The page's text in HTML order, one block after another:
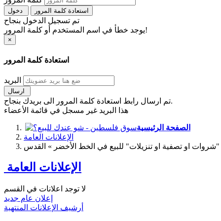
استعادة كلمة المرور
تم تسجيل الدخول بنجاح
يوجد خطأ في اسم المستخدم أو كلمة المرور!
×
استعادة كلمة المرور
البريد
تم ارسال رابط استعادة كلمة المرور الى بريدك بنجاح.
هذا البريد غير مسجل في قائمة الأعضاء
الصفحة الرئيسية
الإعلانات العامة
او تصفية او تنزيلات" للبيع في الخط الأخضر » القدس
الإعلانات العامة
لا توجد اعلانات في القسم
إعلان عام جديد
أرشيف الإعلانات المنتهية